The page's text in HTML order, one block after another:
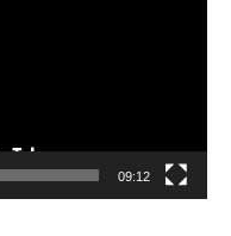
09:12